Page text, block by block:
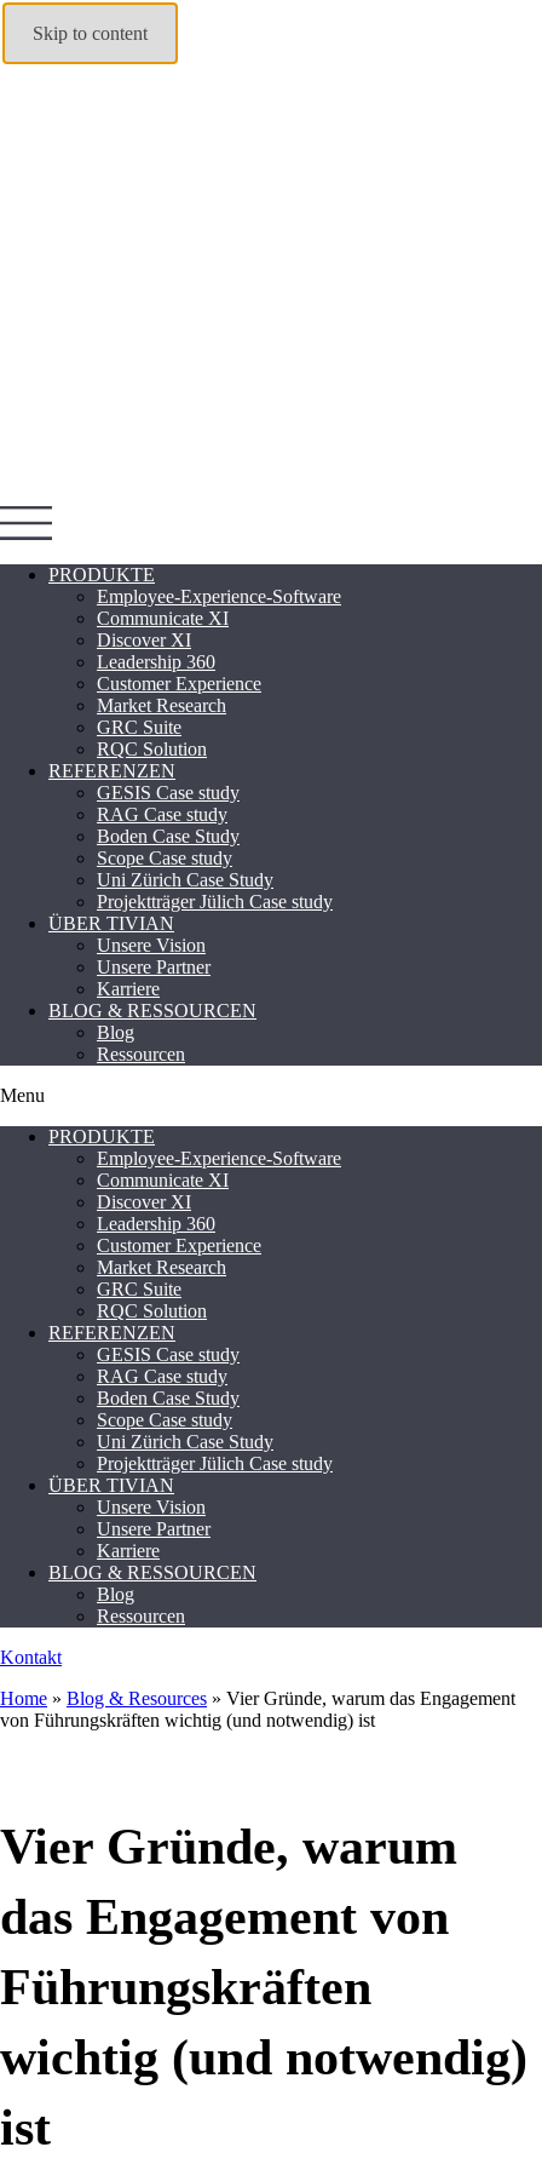
Skip to content
PRODUKTE
Employee-Experience-Software
Communicate XI
Discover XI
Leadership 360
Customer Experience
Market Research
GRC Suite
RQC Solution
REFERENZEN
GESIS Case study
RAG Case study
Boden Case Study
Scope Case study
Uni Zürich Case Study
Projektträger Jülich Case study
ÜBER TIVIAN
Unsere Vision
Unsere Partner
Karriere
BLOG & RESSOURCEN
Blog
Ressourcen
Menu
PRODUKTE
Employee-Experience-Software
Communicate XI
Discover XI
Leadership 360
Customer Experience
Market Research
GRC Suite
RQC Solution
REFERENZEN
GESIS Case study
RAG Case study
Boden Case Study
Scope Case study
Uni Zürich Case Study
Projektträger Jülich Case study
ÜBER TIVIAN
Unsere Vision
Unsere Partner
Karriere
BLOG & RESSOURCEN
Blog
Ressourcen
Kontakt
Home » Blog & Resources » Vier Gründe, warum das Engagement
von Führungskräften wichtig (und notwendig) ist
Vier Gründe, warum
das Engagement von
Führungskräften
wichtig (und notwendig)
ist